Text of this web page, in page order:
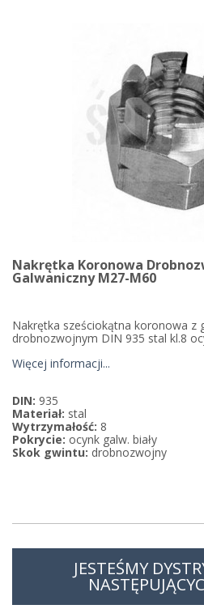
Nakrętka Koronowa
Galwaniczny M27-M60
Nakrętka sześciokątna koronowa z
drobnozwojnym DIN 935 stal kl.8
Więcej informacji...
DIN: 935
Materiał: stal
Wytrzymałość: 8
Pokrycie: ocynk galw. biały
Skok gwintu: drobnozwojny
JESTEŚMY